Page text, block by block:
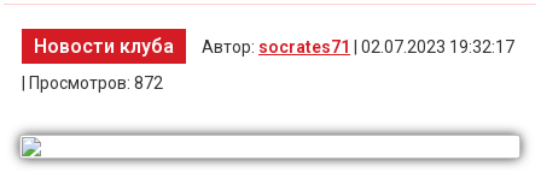
Новости клуба Автор: socrates71
| 02.07.2023 19:32:17
| Просмотров: 872